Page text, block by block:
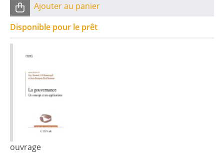
Ajouter au panier
Disponible pour le prêt
ouvrage